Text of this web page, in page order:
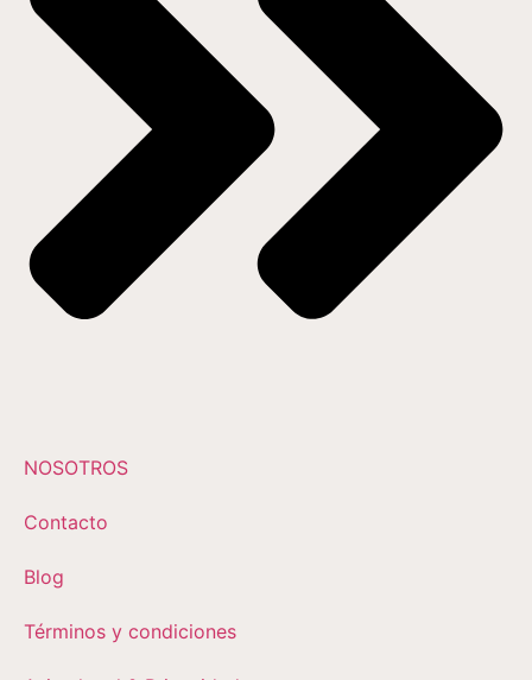
NOSOTROS
Contacto
Blog
Términos y condiciones